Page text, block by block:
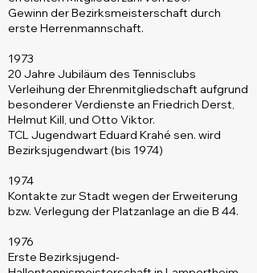
Gewinn der Bezirksmeisterschaft durch
erste Herrenmannschaft.
1973
20 Jahre Jubiläum des Tennisclubs
Verleihung der Ehrenmitgliedschaft aufgrund
besonderer Verdienste an Friedrich Derst,
Helmut Kill, und Otto Viktor.
TCL Jugendwart Eduard Krahé sen. wird
Bezirksjugendwart (bis 1974)
1974
Kontakte zur Stadt wegen der Erweiterung
bzw. Verlegung der Platzanlage an die B 44.
1976
Erste Bezirksjugend-